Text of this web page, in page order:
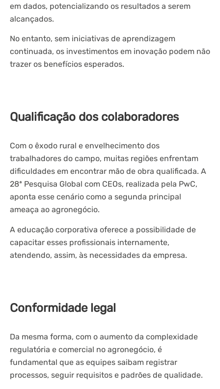
em dados, potencializando os resultados a serem
alcançados.
No entanto, sem iniciativas de aprendizagem
continuada, os investimentos em inovação podem não
trazer os benefícios esperados.
Qualificação dos colaboradores
Com o êxodo rural e envelhecimento dos
trabalhadores do campo, muitas regiões enfrentam
dificuldades em encontrar mão de obra qualificada. A
28ª Pesquisa Global com CEOs, realizada pela PwC,
aponta esse cenário como a segunda principal
ameaça ao agronegócio.
A educação corporativa oferece a possibilidade de
capacitar esses profissionais internamente,
atendendo, assim, às necessidades da empresa.
Conformidade legal
Da mesma forma, com o aumento da complexidade
regulatória e comercial no agronegócio, é
fundamental que as equipes saibam registrar
processos, seguir requisitos e padrões de qualidade.